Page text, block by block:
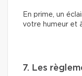
En prime, un
votre humeur et
7. Les